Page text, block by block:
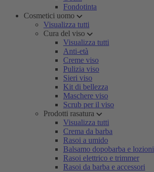
Fondotinta
Cosmetici uomo
Visualizza tutti
Cura del viso
Visualizza tutti
Anti-età
Creme viso
Pulizia viso
Sieri viso
Kit di bellezza
Maschere viso
Scrub per il viso
Prodotti rasatura
Visualizza tutti
Crema da barba
Rasoi a umido
Balsamo dopobarba e lozioni
Rasoi elettrico e trimmer
Rasoi da barba e accessori